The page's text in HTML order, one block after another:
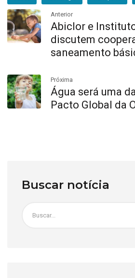
Anterior
Abiclor e
discutem
saneamento
Próxima
Água será uma
Pacto Global da
Buscar notícia